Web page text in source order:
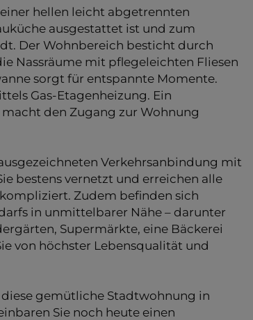
hellen leicht abgetrennten
ausgestattet ist und zum
Der Wohnbereich besticht durch
Nassräume mit pflegeleichten Fliesen
sorgt für entspannte Momente.
Gas-Etagenheizung. Ein
den Zugang zur Wohnung
Verkehrsanbindung mit
bestens vernetzt und erreichen alle
Zudem befinden sich
in unmittelbarer Nähe – darunter
Supermärkte, eine Bäckerei
von höchster Lebensqualität und
diese gemütliche Stadtwohnung in
Sie noch heute einen